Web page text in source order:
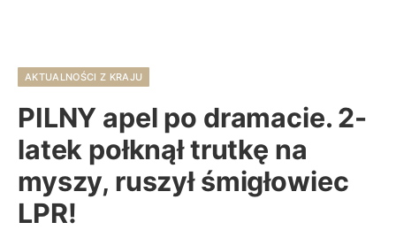
AKTUALNOŚCI Z KRAJU
PILNY apel po dramacie. 2-
latek połknął trutkę na
myszy, ruszył śmigłowiec
LPR!